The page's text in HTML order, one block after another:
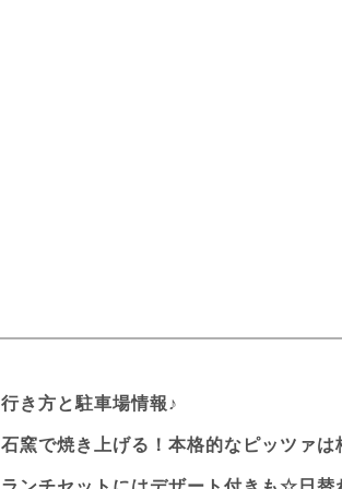
行き方と駐車場情報♪
石窯で焼き上げる！本格的なピッツァは